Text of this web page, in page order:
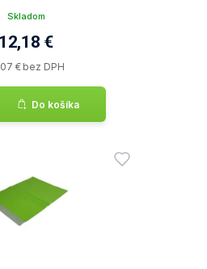
Skladom
12,18 €
€ bez DPH
Do košíka